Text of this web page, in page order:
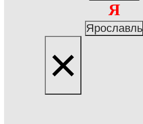
Я
Ярославль
×